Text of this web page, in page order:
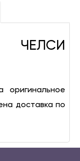
ЧЕЛСИ
оригинальное
доставка по